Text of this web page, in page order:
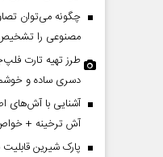
چگونه می‌توان
مصنوعی را
طرز تهیه تارت
دسری ساده و
آشنایی با آش‌های
آش ترخینه +
پارک شیرین قابلیت‌
یک تاریخ و دو زندگی
خانعلی‌زاده - روزنامه‌نگار